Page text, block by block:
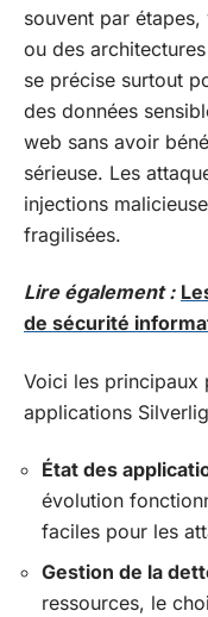
souvent par
ou des
se précise surtout
des données
web sans avoir
sérieuse. Les
injections
fragilisées.
Lire également :
de sécurité
Voici les principaux
applications
État des
évolution
faciles pour les
Gestion de la
ressources, le